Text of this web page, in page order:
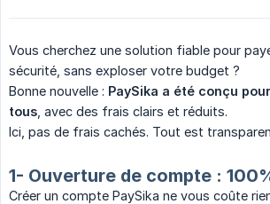
Vous cherchez une solution fiable pour
sécurité, sans exploser votre budget ?
Bonne nouvelle : PaySika a été conçu
tous , avec des frais clairs et réduits.
Ici, pas de frais cachés. Tout est
1- Ouverture de compte :
Créer un compte PaySika ne vous coûte